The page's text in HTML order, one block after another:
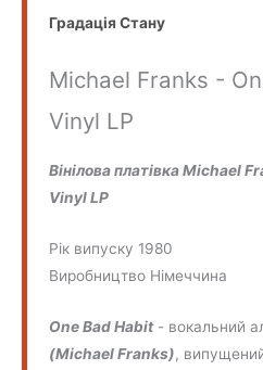
Градація Стану
Michael Franks -
Vinyl LP
Вінілова платівка Michael
Vinyl LP
Рік випуску 1980
Виробництво Німеччина
One Bad Habit - вокальний
(Michael Franks),